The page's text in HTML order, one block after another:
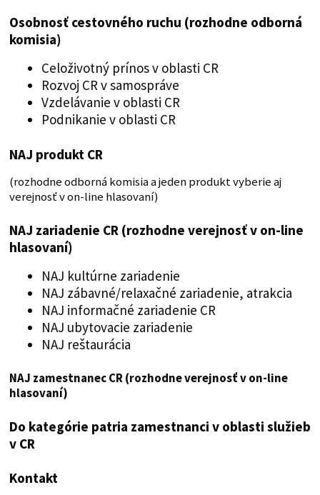
Osobnosť cestovného ruchu (rozhodne odborná
komisia)
Celoživotný prínos v oblasti CR
Rozvoj CR v samospráve
Vzdelávanie v oblasti CR
Podnikanie v oblasti CR
NAJ produkt CR
(rozhodne odborná komisia a jeden produkt vyberie aj
verejnosť v on-line hlasovaní)
NAJ zariadenie CR (rozhodne verejnosť v on-line
hlasovaní)
NAJ kultúrne zariadenie
NAJ zábavné/relaxačné zariadenie, atrakcia
NAJ informačné zariadenie CR
NAJ ubytovacie zariadenie
NAJ reštaurácia
NAJ zamestnanec CR (rozhodne verejnosť v on-line
hlasovaní)
Do kategórie patria zamestnanci v oblasti služieb
v CR
Kontakt